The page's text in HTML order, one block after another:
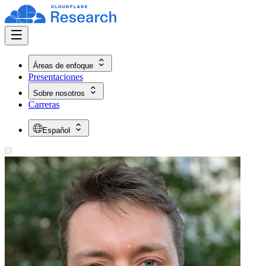
Áreas de enfoque
Presentaciones
Sobre nosotros
Carreras
Español